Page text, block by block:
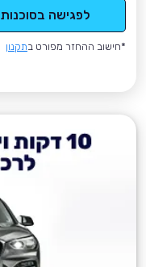
לפגישה בסוכנות
*חישוב ההחזר מפורט בתקנון